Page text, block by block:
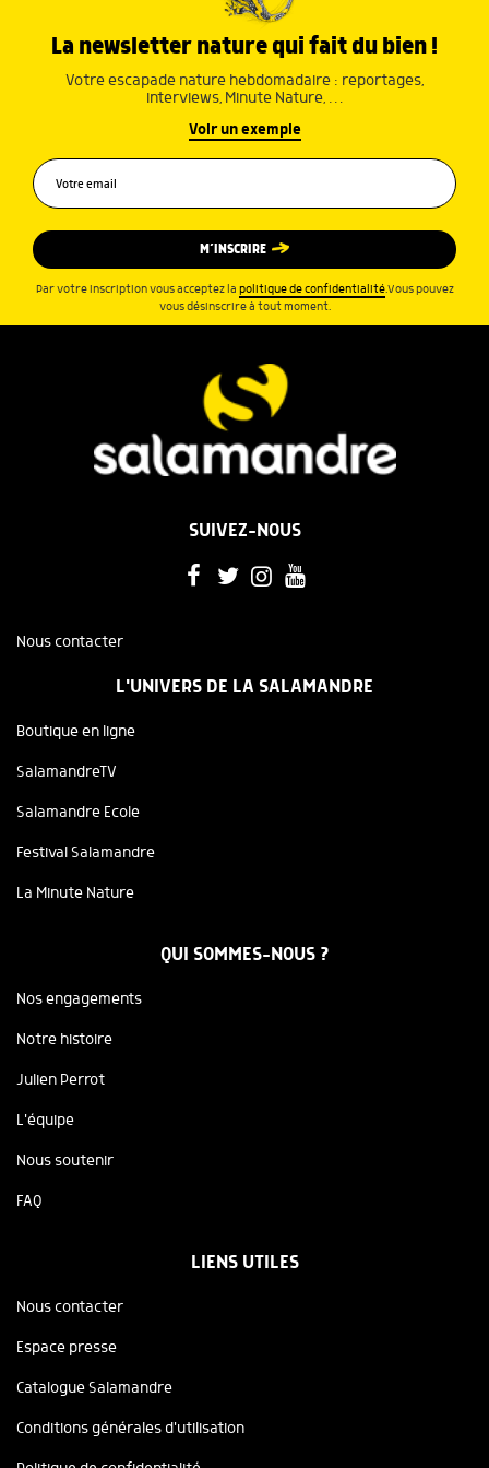
La newsletter nature qui fait du bien !
Votre escapade nature hebdomadaire : reportages,
interviews, Minute Nature, …
Voir un exemple
M’INSCRIRE
Par votre inscription vous acceptez la politique de confidentialité.Vous pouvez
vous désinscrire à tout moment.
SUIVEZ-NOUS
Nous contacter
L'UNIVERS DE LA SALAMANDRE
Boutique en ligne
SalamandreTV
Salamandre Ecole
Festival Salamandre
La Minute Nature
QUI SOMMES-NOUS ?
Nos engagements
Notre histoire
Julien Perrot
L'équipe
Nous soutenir
FAQ
LIENS UTILES
Nous contacter
Espace presse
Catalogue Salamandre
Conditions générales d'utilisation